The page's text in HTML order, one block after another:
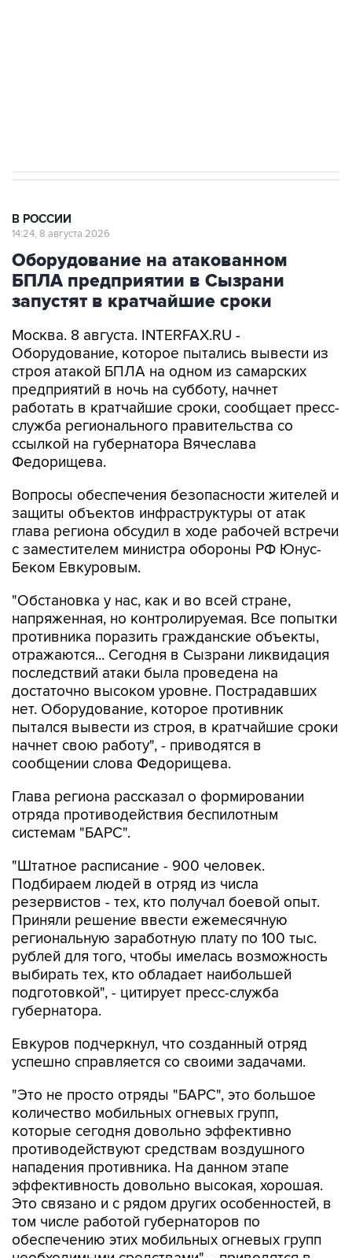
Оборудование на атакованном
БПЛА предприятии в Сызрани
запустят в кратчайшие сроки
Москва. 8 августа. INTERFAX.RU -
строя атакой БПЛА на одном из самарских
предприятий в ночь на субботу, начнет
работать в кратчайшие сроки, сообщает пресс-
служба регионального правительства со
ссылкой на губернатора Вячеслава
Федорищева.
Вопросы обеспечения безопасности жителей и
глава региона обсудил в ходе рабочей встречи
с заместителем министра обороны РФ Юнус-
Беком Евкуровым.
"Обстановка у нас, как и во всей стране,
противника поразить гражданские объекты,
отражаются... Сегодня в Сызрани ликвидация
последствий атаки была проведена на
достаточно высоком уровне. Пострадавших
нет. Оборудование, которое противник
пытался вывести из строя, в кратчайшие сроки
начнет свою работу", - приводятся в
сообщении слова Федорищева.
Глава региона рассказал о формировании
системам "БАРС".
"Штатное расписание - 900 человек.
резервистов - тех, кто получал боевой опыт.
Приняли решение ввести ежемесячную
региональную заработную плату по 100 тыс.
рублей для того, чтобы имелась возможность
выбирать тех, кто обладает наибольшей
подготовкой", - цитирует пресс-служба
губернатора.
Евкуров подчеркнул, что созданный отряд
"Это не просто отряды "БАРС", это большое
которые сегодня довольно эффективно
противодействуют средствам воздушного
нападения противника. На данном этапе
эффективность довольно высокая, хорошая.
Это связано и с рядом других особенностей, в
том числе работой губернаторов по
обеспечению этих мобильных огневых групп
необходимыми средствами", - приводятся в
сообщении слова заместителя министра